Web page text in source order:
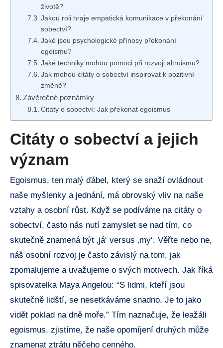
životě?
Jakou roli hraje empatická komunikace v překonání
sobectví?
Jaké jsou psychologické přínosy překonání
egoismu?
Jaké techniky mohou pomoci při rozvoji altruismu?
Jak mohou citáty o sobectví inspirovat k pozitivní
změně?
Závěrečné poznámky
Citáty o sobectví: Jak překonat egoismus
Citáty o sobectví a jejich
význam
Egoismus, ten malý ďábel, který se snaží ovládnout
naše myšlenky a jednání, má obrovský vliv na naše
vztahy a osobní růst. Když se podíváme na citáty o
sobectví, často nás nutí zamyslet se nad tím, co
skutečně znamená být ‚já‘ versus ‚my‘. Věřte nebo ne,
náš osobní rozvoj je často závislý na tom, jak
zpomalujeme a uvažujeme o svých motivech. Jak říká
spisovatelka Maya Angelou: “S lidmi, kteří jsou
skutečně lidští, se nesetkáváme snadno. Je to jako
vidět poklad na dně moře.” Tím naznačuje, že leažáli
egoismus, zjistíme, že naše opomíjení druhých může
znamenat ztrátu něčeho cenného.